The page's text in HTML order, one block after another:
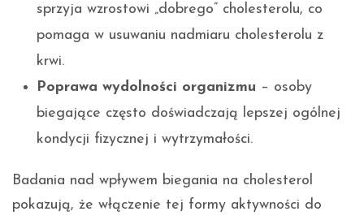
sprzyja wzrostowi „dobrego” cholesterolu, co
pomaga w usuwaniu nadmiaru cholesterolu z
krwi.
Poprawa wydolności organizmu – osoby
biegające często doświadczają lepszej ogólnej
kondycji fizycznej i wytrzymałości.
Badania nad wpływem biegania na cholesterol
pokazują, że włączenie tej formy aktywności do